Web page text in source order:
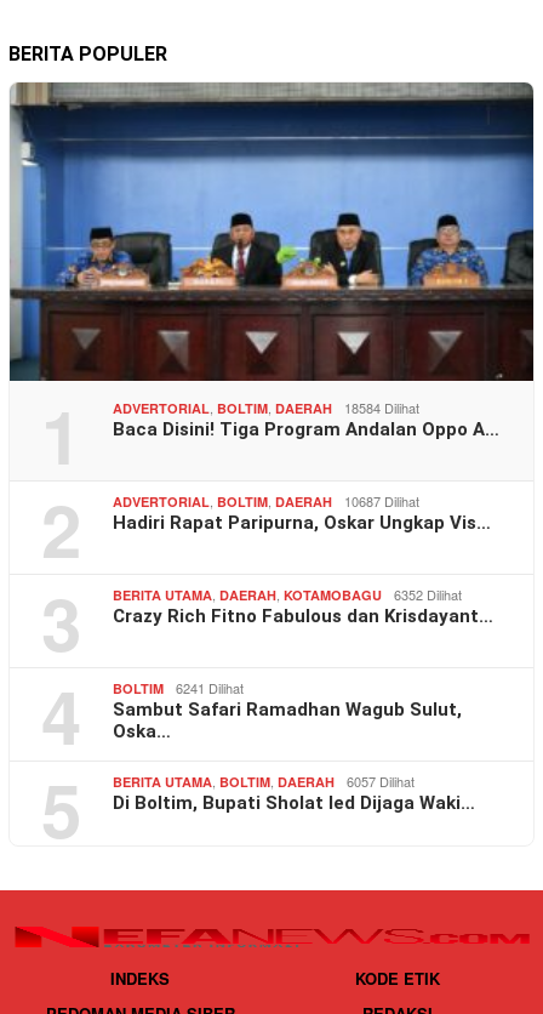
BERITA POPULER
1 ADVERTORIAL BOLTIM DAERAH 18584 Dilihat
Baca Disini! Tiga Program Andalan Oppo A…
2 ADVERTORIAL BOLTIM DAERAH 10687 Dilihat
Hadiri Rapat Paripurna, Oskar Ungkap Vis…
3 BERITA UTAMA DAERAH KOTAMOBAGU 6352 Dilihat
Crazy Rich Fitno Fabulous dan Krisdayant…
4 BOLTIM 6241 Dilihat
Sambut Safari Ramadhan Wagub Sulut,
Oska…
5 BERITA UTAMA BOLTIM DAERAH 6057 Dilihat
Di Boltim, Bupati Sholat Ied Dijaga Waki…
INDEKS
KODE ETIK